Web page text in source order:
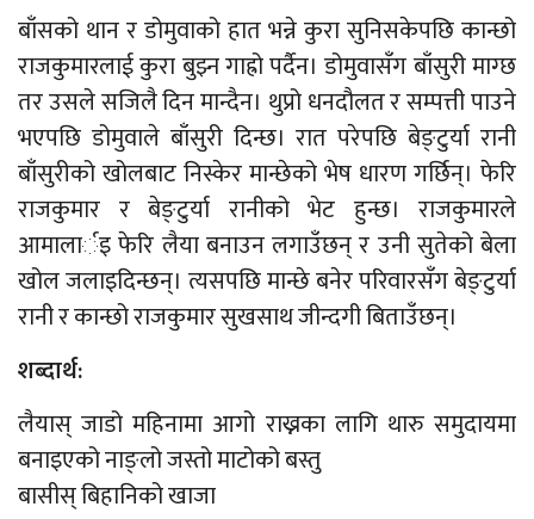
बाँसको थान र डोमुवाको हात भन्ने कुरा सुनिसकेपछि कान्छो
राजकुमारलाई कुरा बुझ्न गाह्रो पर्दैन। डोमुवासँग बाँसुरी माग्छ
तर उसले सजिलै दिन मान्दैन। थुप्रो धनदौलत र सम्पत्ती पाउने
भएपछि डोमुवाले बाँसुरी दिन्छ। रात परेपछि बेङ्टुर्या रानी
बाँसुरीको खोलबाट निस्केर मान्छेको भेष धारण गर्छिन्। फेरि
राजकुमार र बेङ्टुर्या रानीको भेट हुन्छ। राजकुमारले
आमालार्इ फेरि लैया बनाउन लगाउँछन् र उनी सुतेको बेला
खोल जलाइदिन्छन्। त्यसपछि मान्छे बनेर परिवारसँग बेङ्टुर्या
रानी र कान्छो राजकुमार सुखसाथ जीन्दगी बिताउँछन्।
शब्दार्थ:
लैयास् जाडो महिनामा आगो राख्नका लागि थारु समुदायमा
बनाइएको नाङ्लो जस्तो माटोको बस्तु
बासीस् बिहानिको खाजा